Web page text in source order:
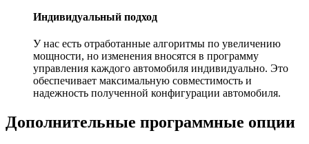
Индивидуальный подход
У нас есть отработанные алгоритмы по увеличению
мощности, но изменения вносятся в программу
управления каждого автомобиля индивидуально. Это
обеспечивает максимальную совместимость и
надежность полученной конфигурации автомобиля.
Дополнительные программные опции